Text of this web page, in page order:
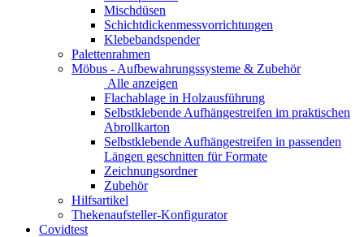
Mischdüsen
Schichtdickenmessvorrichtungen
Klebebandspender
Palettenrahmen
Möbus - Aufbewahrungssysteme & Zubehör
Alle anzeigen
Flachablage in Holzausführung
Selbstklebende Aufhängestreifen im praktischen
Abrollkarton
Selbstklebende Aufhängestreifen in passenden
Längen geschnitten für Formate
Zeichnungsordner
Zubehör
Hilfsartikel
Thekenaufsteller-Konfigurator
Covidtest